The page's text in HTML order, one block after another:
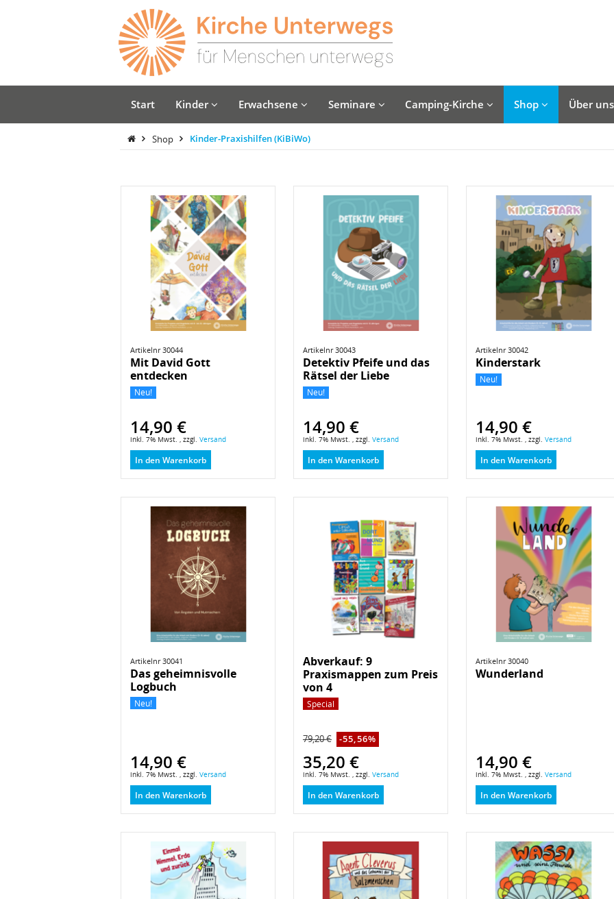
Start Kinder Erwachsene Seminare Camping-Kirche Shop Über
Shop Kinder-Praxishilfen (KiBiWo)
Artikelnr 30044
Mit David Gott
entdecken
Neu!
14,90 €
inkl. 7% Mwst. , zzgl. Versand
In den Warenkorb
Artikelnr 30043
Detektiv Pfeife und das
Rätsel der Liebe
Neu!
14,90 €
inkl. 7% Mwst. , zzgl. Versand
In den Warenkorb
Artikelnr 30042
Kinderstark
Neu!
14,90 €
inkl. 7% Mwst. , zzgl. Versand
In den Warenkorb
Artikelnr 30041
Das geheimnisvolle
Logbuch
Neu!
14,90 €
inkl. 7% Mwst. , zzgl. Versand
In den Warenkorb
Abverkauf: 9
Praxismappen zum Preis
von 4
Special
79,20 € -55,56%
35,20 €
inkl. 7% Mwst. , zzgl. Versand
In den Warenkorb
Artikelnr 30040
Wunderland
14,90 €
inkl. 7% Mwst. , zzgl. Versand
In den Warenkorb